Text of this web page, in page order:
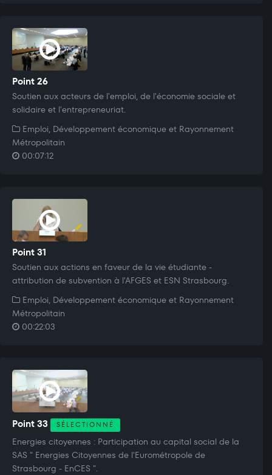
Point 26
Soutien aux acteurs de l'emploi, de l'économie sociale et
solidaire et l'entrepreneuriat.
Emploi, Développement économique et Rayonnement
Métropolitain
00:07:12
Point 31
Soutien aux actions en faveur de la vie étudiante -
attribution de subvention à l'AFGES et ESN Strasbourg.
Emploi, Développement économique et Rayonnement
Métropolitain
00:22:03
Point 33 SÉLECTIONNÉ
Energies citoyennes : Participation au capital social de la
SAS " Energies Citoyennes de l'Eurométropole de
Strasbourg - EnCES ".